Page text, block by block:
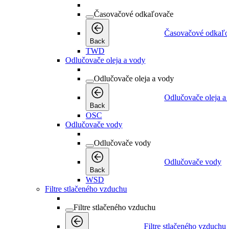
Časovačové odkaľovače
Back
Časovačové
TWD
Odlučovače oleja a vody
Odlučovače oleja a vody
Back
Odlučovače oleja
OSC
Odlučovače vody
Odlučovače vody
Back
Odlučovače vody
WSD
Filtre stlačeného vzduchu
Filtre stlačeného vzduchu
Filtre stlačeného vzduchu